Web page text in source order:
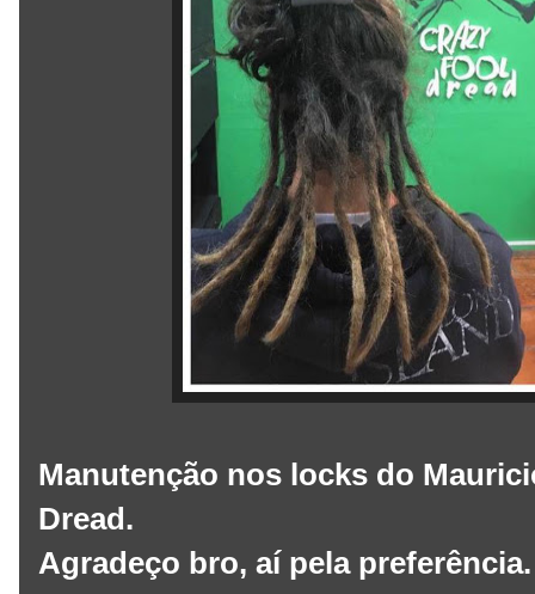
Manutenção nos locks do
Dread.
Agradeço bro, aí pela